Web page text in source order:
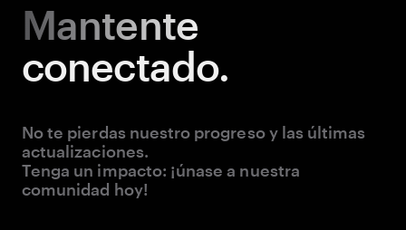
Mantente
conectado.
No te pierdas nuestro progreso y las últimas
actualizaciones.
Tenga un impacto: ¡únase a nuestra
comunidad hoy!